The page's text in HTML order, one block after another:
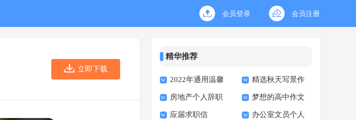
会员登录 会员注册
立即下载
精华推荐
2022年通用温馨
的晚安朋友圈问候语
集锦75条
精选秋天写景作
文300字7篇
房地产个人辞职
申请书
梦想的高中作文
应届求职信 办公室文员个人